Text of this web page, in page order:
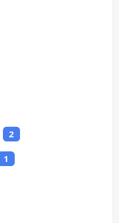
2
1